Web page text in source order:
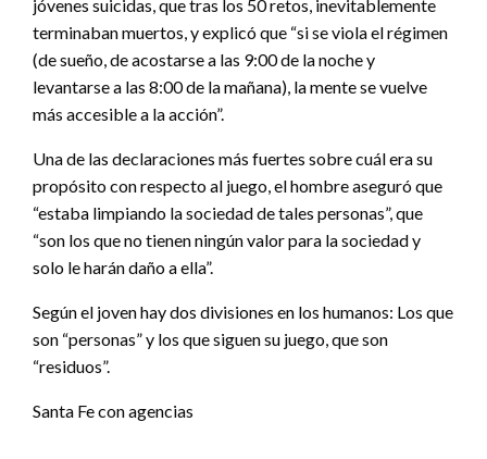
jóvenes suicidas, que tras los 50 retos, inevitablemente
terminaban muertos, y explicó que “si se viola el régimen
(de sueño, de acostarse a las 9:00 de la noche y
levantarse a las 8:00 de la mañana), la mente se vuelve
más accesible a la acción”.
Una de las declaraciones más fuertes sobre cuál era su
propósito con respecto al juego, el hombre aseguró que
“estaba limpiando la sociedad de tales personas”, que
“son los que no tienen ningún valor para la sociedad y
solo le harán daño a ella”.
Según el joven hay dos divisiones en los humanos: Los que
son “personas” y los que siguen su juego, que son
“residuos”.
Santa Fe con agencias